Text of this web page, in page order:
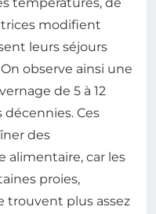
modifient
leurs séjours
observe ainsi une
de 5 à 12
décennies. Ces
des
alimentaire, car les
proies,
trouvent plus assez